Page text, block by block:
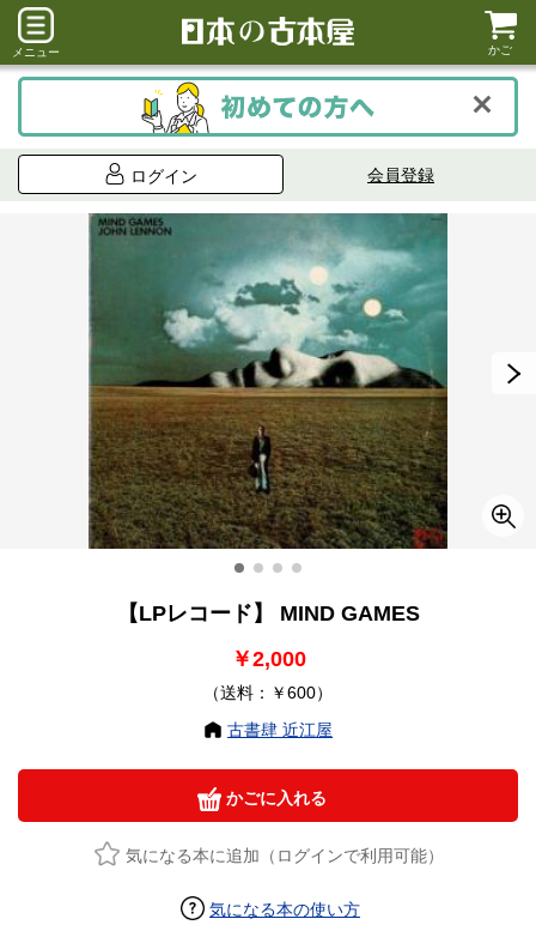
メニュー かご
ログイン 会員登録
【LPレコード】 MIND GAMES
￥2,000
（送料：￥600）
古書肆 近江屋
かごに入れる
気になる本に追加（ログインで利用可能）
気になる本の使い方